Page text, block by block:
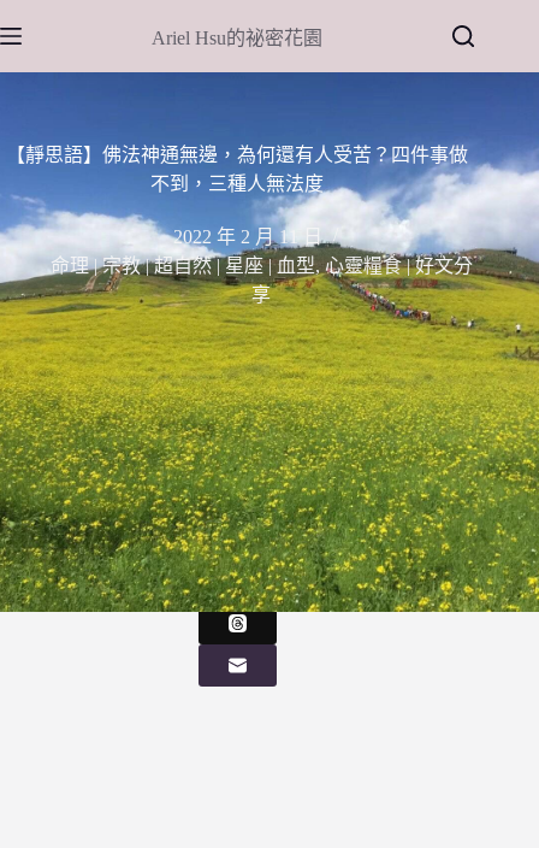
至
主
Ariel Hsu的祕密花園
【靜思語】佛法神通無邊，為何還有人受苦？四件事做
不到，三種人無法度
2022 年 2 月 11 日
命理 | 宗教 | 超自然 | 星座 | 血型, 心靈糧食 | 好文分
享